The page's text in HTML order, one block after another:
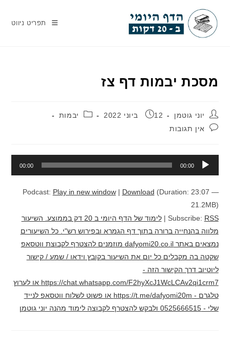
content
תפריט ניווט
מסכת יבמות דף צז
מחבר:יוני גוטמן פורסם:
12 ביוני 2022 קטגוריה:
יבמות
תגובות:אין תגובות
00:00
00:00
Podcast: Play in new window| Download (Duration: 23:07 —
21.2MB)
Subscribe: RSS
|
לימוד של הדף היומי ב 20 דק בממוצע. השיעור
מלווה בהנחייה ברורה בתוך דף הגמרא ובפירוש רש"י. כל השיעורים
נמצאים באתר dafyomi20.co.il מוזמנים להצטרף לקבוצת ווטסאפ
שקטה בה מקבלים כל יום את השיעור בקובץ וידאו / שמע / קישור
ליוטיוב דרך הקישור הזה -
https://chat.whatsapp.com/F2hyXcJ1WcLCAv2qi1crm7 או לערוץ
טלגרם - https://t.me/dafyomi20m או פשוט לשלוח ווטסאפ לנייד
שלי - 0525666515 ולבקש להצטרף לקבוצה לימוד מהנה יוני גוטמן